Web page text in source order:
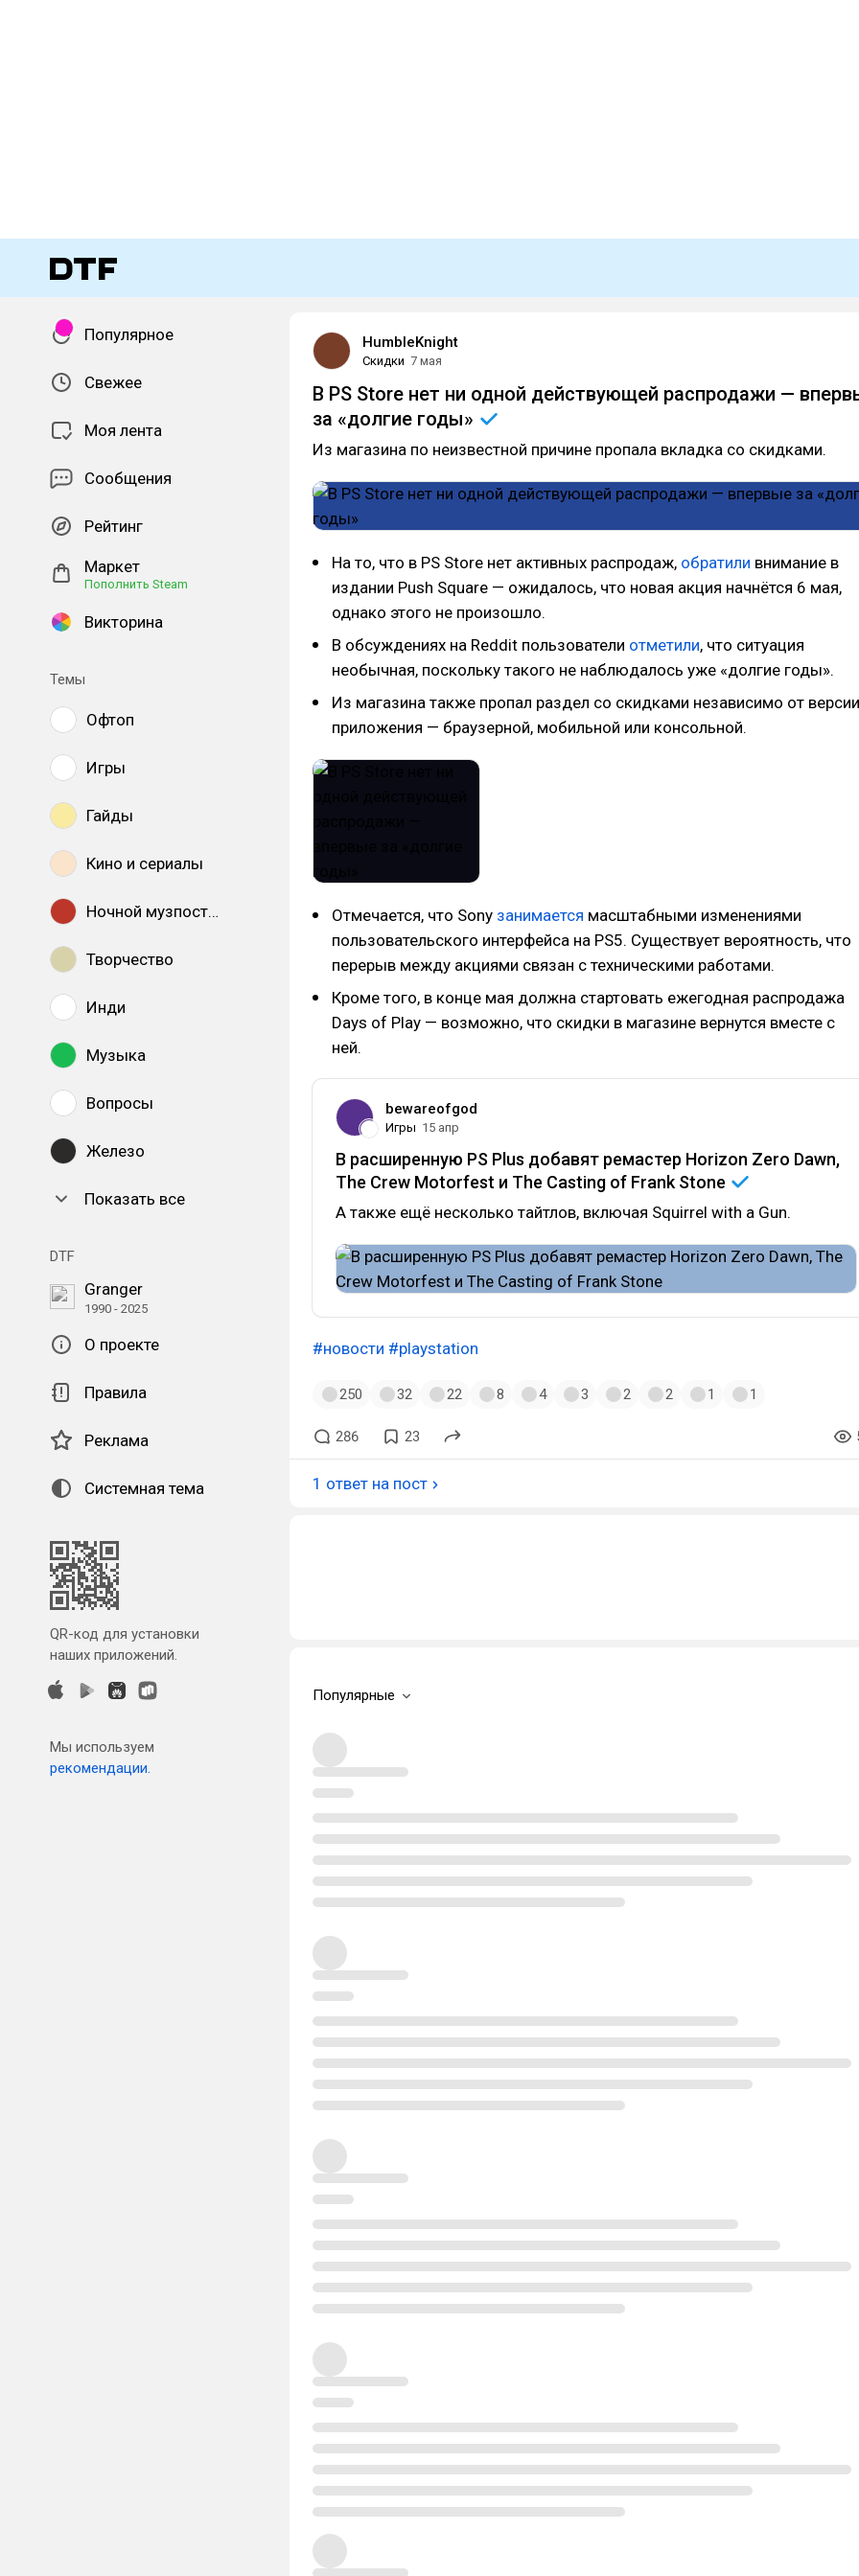
Популярное
Свежее
Моя лента
Сообщения
Рейтинг
Маркет
Пополнить Steam
Викторина
Темы
Офтоп
Игры
Гайды
Кино и сериалы
Ночной музпостинг
Творчество
Инди
Музыка
Вопросы
Железо
Показать все
DTF
Granger
1990 - 2025
О проекте
Правила
Реклама
Системная тема
QR-код для установки
наших приложений.
Мы используем
рекомендации.
HumbleKnight
Скидки 7 мая
В PS Store нет ни одной действующей распродажи —
за «долгие годы»
Из магазина по неизвестной причине пропала вкладка со скидками.
На то, что в PS Store нет активных распродаж, обратили внимание в
издании Push Square — ожидалось, что новая акция начнётся 6 мая,
однако этого не произошло.
В обсуждениях на Reddit пользователи отметили, что ситуация
необычная, поскольку такого не наблюдалось уже «долгие годы».
Из магазина также пропал раздел со скидками независимо от версии
приложения — браузерной, мобильной или консольной.
Отмечается, что Sony занимается масштабными изменениями
пользовательского интерфейса на PS5. Существует вероятность, что
перерыв между акциями связан с техническими работами.
Кроме того, в конце мая должна стартовать ежегодная распродажа
Days of Play — возможно, что скидки в магазине вернутся вместе с
ней.
bewareofgod
Игры 15 апр
В расширенную PS Plus добавят ремастер Horizon Zero Dawn,
The Crew Motorfest и The Casting of Frank Stone
А также ещё несколько тайтлов, включая Squirrel with a Gun.
#новости #playstation
250 32 22 8 4 3 2 2 1 1
286 23
1 ответ на пост
Популярные